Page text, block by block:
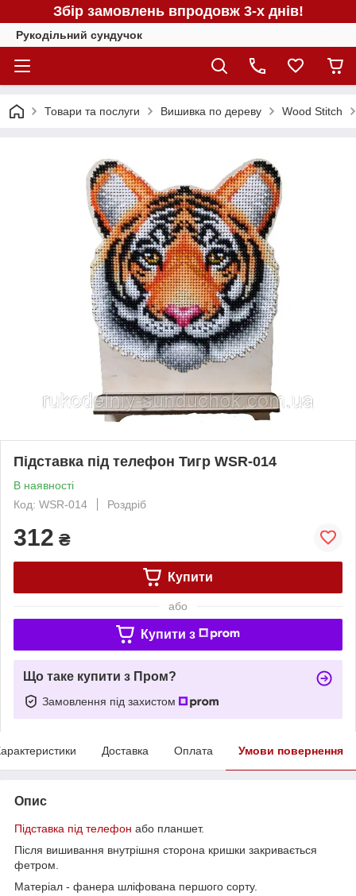
Збір замовлень впродовж 3-х днів!
Рукодільний сундучок
Товари та послуги Вишивка по дереву Wood Stitch
Підставка під телефон Тигр WSR-014
В наявності
Код: WSR-014
Роздріб
312 ₴
Купити
або
Купити з
Що таке купити з Пром?
Замовлення під захистом
Доставка Оплата Умови повернення
Опис
Підставка під телефон або планшет.
Після вишивання внутрішня сторона кришки закривається
фетром.
Матеріал - фанера шліфована першого сорту.